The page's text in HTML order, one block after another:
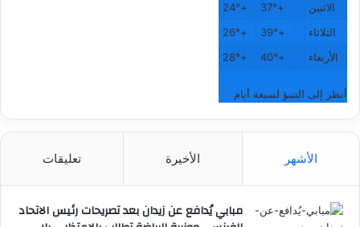
الاثنين
+
37°
+
24°
الثلاثاء
+
39°
+
26°
الأربعاء
+
40°
+
28°
أنظر إلى التنبؤ لسبعة أيام
الأشهر الأخيرة تعليقات
مبابي يُدافع عن زيدان بعد تصريحات رئيس الاتحاد